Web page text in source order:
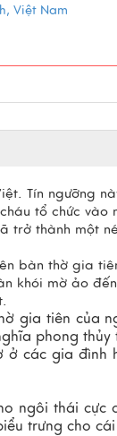
Việt Nam
Tín ngưỡng
tổ chức vào
trở thành một
bàn thờ gia
khói mờ ảo
gia tiên của
phong thủy
các gia đình
ngôi thái cực
trưng cho